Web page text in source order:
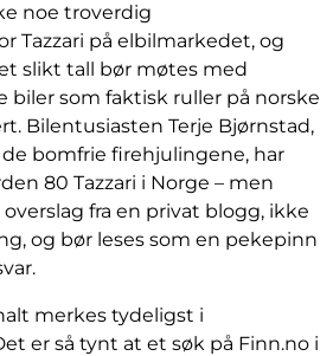
noe troverdig
Tazzari på elbilmarkedet, og
slikt tall bør møtes med
biler som faktisk ruller på norske
Bilentusiasten Terje Bjørnstad,
bomfrie firehjulingene, har
80 Tazzari i Norge – men
fra en privat blogg, ikke
og bør leses som en pekepinn
merkes tydeligst i
er så tynt at et søk på Finn.no i